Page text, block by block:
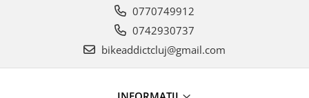
0770749912
0742930737
bikeaddictcluj@gmail.com